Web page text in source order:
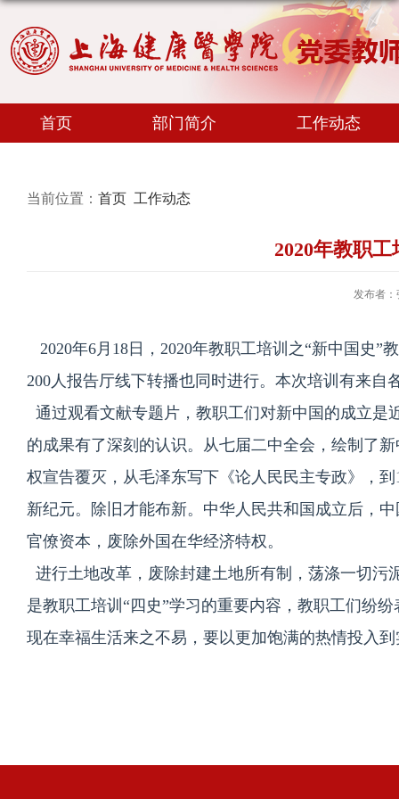
首页 部门简介 工作动态
当前位置： 首页 工作动态
2020年教职
发布者：
2020年6月18日，2020年教职工培训之“新中国史
200人报告厅线下转播也同时进行。本次培训有来自
通过观看文献专题片，教职工们对新中国的成立
的成果有了深刻的认识。从七届二中全会，绘制了
权宣告覆灭，从毛泽东写下《论人民民主专政》，
新纪元。除旧才能布新。中华人民共和国成立后，
官僚资本，废除外国在华经济特权。
进行土地改革，废除封建土地所有制，荡涤一切
是教职工培训“四史”学习的重要内容，教职工们纷
现在幸福生活来之不易，要以更加饱满的热情投入